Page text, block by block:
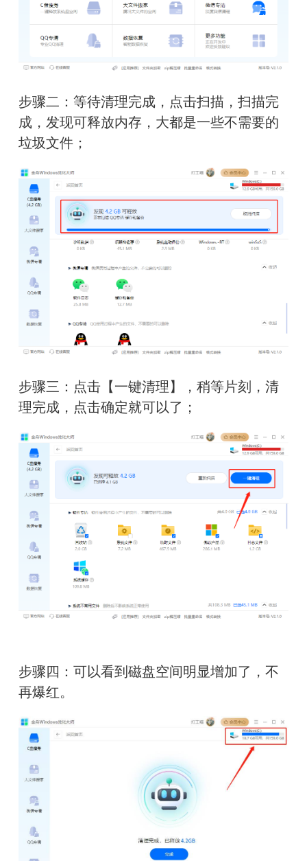
步骤二： 等待清理完成， 点击扫描， 扫描完
成，发现可释放内存，大都是一些不需要的
垃圾文件；
步骤三： 点击【一键清理】 ，稍等片刻 ， 清
理完成，点击确定就可以了 ；
步骤四： 可以看到磁盘空间明显增加了，不
再爆红。